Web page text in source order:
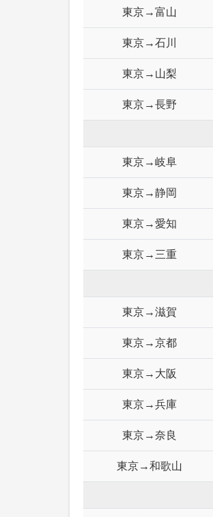
東京→富山
東京→石川
東京→山梨
東京→長野
東京→岐阜
東京→静岡
東京→愛知
東京→三重
東京→滋賀
東京→京都
東京→大阪
東京→兵庫
東京→奈良
東京→和歌山